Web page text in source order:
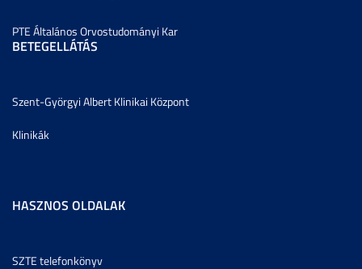
PTE Általános Orvostudományi Kar
BETEGELLÁTÁS
Szent-Györgyi Albert Klinikai Központ
Klinikák
HASZNOS OLDALAK
SZTE telefonkönyv